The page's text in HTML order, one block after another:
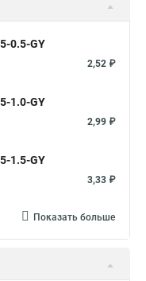
0.5-GY
2,52 ₽
1.0-GY
2,99 ₽
1.5-GY
3,33 ₽
Показать больше